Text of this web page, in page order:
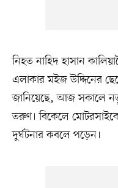
নিহত নাহিদ হাসান
এলাকার মইজ উদ্দিনের
জানিয়েছে, আজ সকালে
তরুণ। বিকেলে
দুর্ঘটনার কবলে পড়েন।